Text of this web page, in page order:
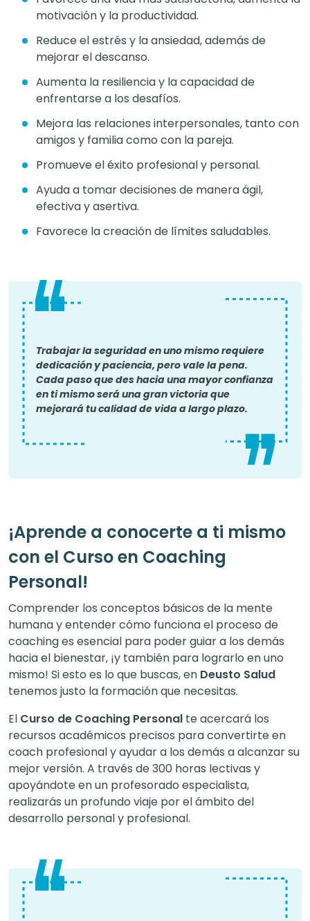
motivación y la productividad.
Reduce el estrés y la ansiedad, además de
mejorar el descanso.
Aumenta la resiliencia y la capacidad de
enfrentarse a los desafíos.
Mejora las relaciones interpersonales, tanto con
amigos y familia como con la pareja.
Promueve el éxito profesional y personal.
Ayuda a tomar decisiones de manera ágil,
efectiva y asertiva.
Favorece la creación de límites saludables.
Trabajar la seguridad en uno mismo requiere
dedicación y paciencia, pero vale la pena.
Cada paso que des hacia una mayor confianza
en ti mismo será una gran victoria que
mejorará tu calidad de vida a largo plazo.
¡Aprende a conocerte a ti mismo
con el Curso en Coaching
Personal!
Comprender los conceptos básicos de la mente
humana y entender cómo funciona el proceso de
coaching es esencial para poder guiar a los demás
hacia el bienestar, ¡y también para lograrlo en uno
mismo! Si esto es lo que buscas, en Deusto Salud
tenemos justo la formación que necesitas.
El Curso de Coaching Personal te acercará los
recursos académicos precisos para convertirte en
coach profesional y ayudar a los demás a alcanzar su
mejor versión. A través de 300 horas lectivas y
apoyándote en un profesorado especialista,
realizarás un profundo viaje por el ámbito del
desarrollo personal y profesional.